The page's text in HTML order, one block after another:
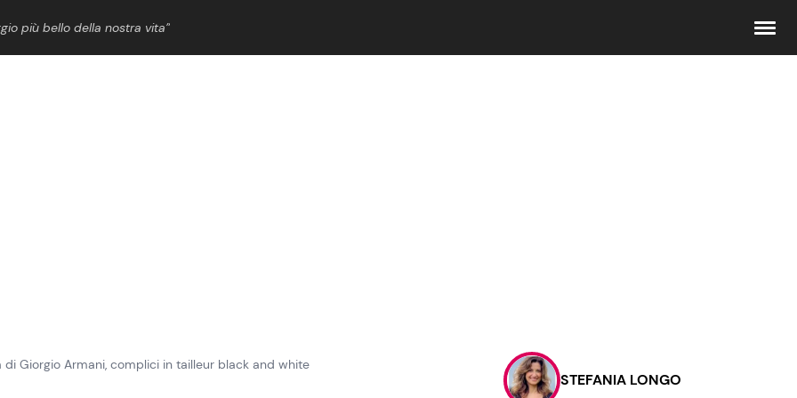
più bello della nostra vita”
Contattaci
Pubblicità
di Giorgio Armani, complici in tailleur black and white
STEFANIA LONGO